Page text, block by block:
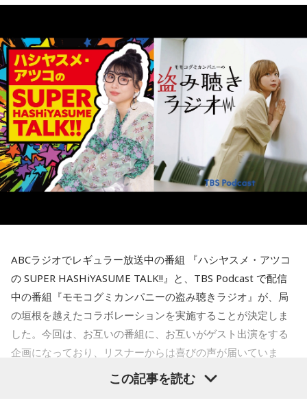
きな存在であり、「自分が一番似ている」と感じるムーミン
トロールへ宛てた手紙を披露しました。
＜番組概要＞
番組名：日本郵便 SUNDAY'S POST
放送日時：毎週日曜 15:00～15:50
パーソナリティ：小山薫堂、宇賀なつみ
番組Webサイト：https://www.tfm.co.jp/post/
番組公式X：@sundayspost1
◆ムーミンが教えてくれる多様性
続いて、森下さんが長年研究を続けるムーミンについて話を
聞きました。フィンランドの人々にとってのムーミンについ
て、森下さんは、「近年では文化的、精神的なバックボーン
のような存在になっています。ムーミンの言葉に支えられた
り、励まされている人たちが増えている印象です」と紹介し
ます。
ンですが、原作は1945年に発表されたものの、作者トーベ・
り、当初は国内で広く親しまれていたわけではありませんで
した。森下さんは、1990年に日本で制作されたアニメーショ
ンがきっかけとなり、フィンランドでも国民的な存在になっ
たと説明しました。
ムーミン作品の魅力については、「一人ひとりの個性が際立
っている」と語ります。「みんな変わっているのに、嫌な奴
が1人もいないんですよ」と表現し、多様な個性をそのまま受
け入れる世界観が作品の大きな魅力だと話しました。
ABCラジオでレギュラー放送中の番組 『ハシヤスメ・アツコ
の SUPER HASHiYASUME TALK!!』と、TBS Podcast で配信
中の番組『モモコグミカンパニーの盗み聴きラジオ』が、局
の垣根を越えたコラボレーションを実施することが決定しま
した。今回は、お互いの番組に、お互いがゲスト出演をする
企画になっており、リスナーからは喜びの声が届いていま
この記事を読む